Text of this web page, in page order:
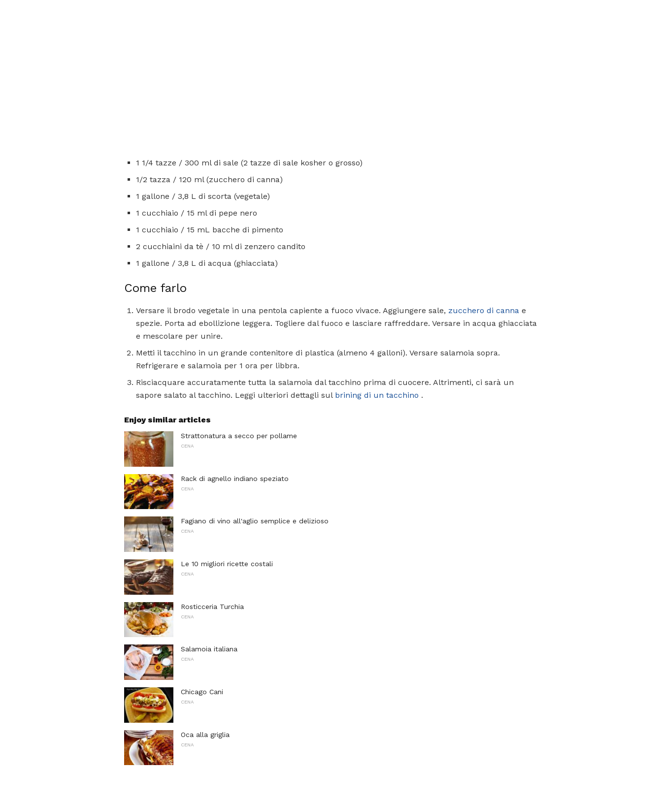
1 1/4 tazze / 300 ml di sale (2 tazze di sale kosher o grosso)
1/2 tazza / 120 ml (zucchero di canna)
1 gallone / 3,8 L di scorta (vegetale)
1 cucchiaio / 15 ml di pepe nero
1 cucchiaio / 15 mL bacche di pimento
2 cucchiaini da tè / 10 ml di zenzero candito
1 gallone / 3,8 L di acqua (ghiacciata)
Come farlo
Versare il brodo vegetale in una pentola capiente a fuoco vivace. Aggiungere sale, zucchero di canna e
spezie. Porta ad ebollizione leggera. Togliere dal fuoco e lasciare raffreddare. Versare in acqua ghiacciata
e mescolare per unire.
Metti il ​​tacchino in un grande contenitore di plastica (almeno 4 galloni). Versare salamoia sopra.
Refrigerare e salamoia per 1 ora per libbra.
Risciacquare accuratamente tutta la salamoia dal tacchino prima di cuocere. Altrimenti, ci sarà un
sapore salato al tacchino. Leggi ulteriori dettagli sul brining di un tacchino .
Enjoy similar articles
Strattonatura a secco per pollame
CENA
Rack di agnello indiano speziato
CENA
Fagiano di vino all'aglio semplice e delizioso
CENA
Le 10 migliori ricette costali
CENA
Rosticceria Turchia
CENA
Salamoia italiana
CENA
Chicago Cani
CENA
Oca alla griglia
CENA